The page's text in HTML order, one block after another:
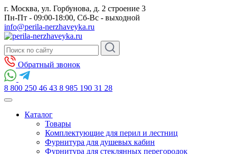
г. Москва, ул. Горбунова, д. 2 строение 3
Пн-Пт - 09:00-18:00, Сб-Вс - выходной
info@perila-nerzhaveyka.ru
Обратный звонок
8 800 250 46 43 8 985 190 31 28
Каталог
Товары
Комплектующие для перил и лестниц
Фурнитура для душевых кабин
Фурнитура для стеклянных перегородок